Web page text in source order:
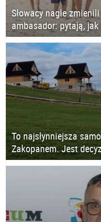
Słowacy nagle
ambasador: pytają,
To najsłynniejsza
Zakopanem. Jest